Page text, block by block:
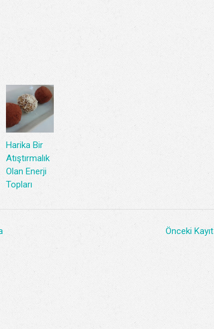
Harika Bir
Atıştırmalık
Olan Enerji
Topları
Önceki Kayıt